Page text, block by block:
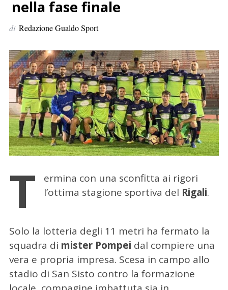
e
r
nella fase finale
di Redazione Gualdo Sport
T
ermina con una sconfitta ai rigori
l’ottima stagione sportiva del Rigali.
Solo la lotteria degli 11 metri ha fermato la
squadra di mister Pompei dal compiere una
vera e propria impresa. Scesa in campo allo
stadio di San Sisto contro la formazione